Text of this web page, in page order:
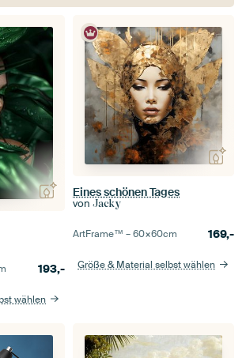
193,-
wählen
Eines schönen Tages
von Jacky
ArtFrame™ –60×60cm 169,-
Größe & Material selbst wählen